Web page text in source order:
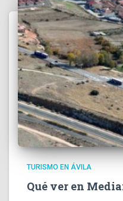
TURISMO EN ÁVILA
Qué ver en